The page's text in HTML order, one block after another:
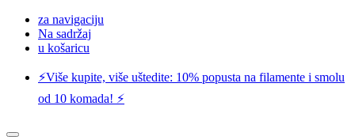
za navigaciju
Na sadržaj
u košaricu
⚡️Više kupite, više uštedite: 10% popusta na filamente i smolu
od 10 komada! ⚡️